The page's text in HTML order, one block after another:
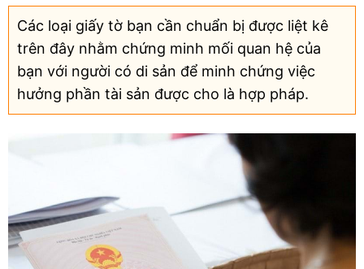
Các loại giấy tờ bạn cần chuẩn bị được liệt kê
trên đây nhằm chứng minh mối quan hệ của
bạn với người có di sản để minh chứng việc
hưởng phần tài sản được cho là hợp pháp.